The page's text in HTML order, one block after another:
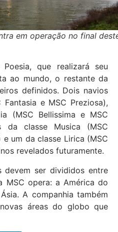
em operação no final
que realizará seu
ao mundo, o restante da
definidos. Dois navios
e MSC Preziosa),
(MSC Bellissima e MSC
da classe Musica (MSC
e um da classe Lirica (MSC
revelados futuramente.
devem ser divididos entre
MSC opera: a América do
A companhia também
áreas do globo que